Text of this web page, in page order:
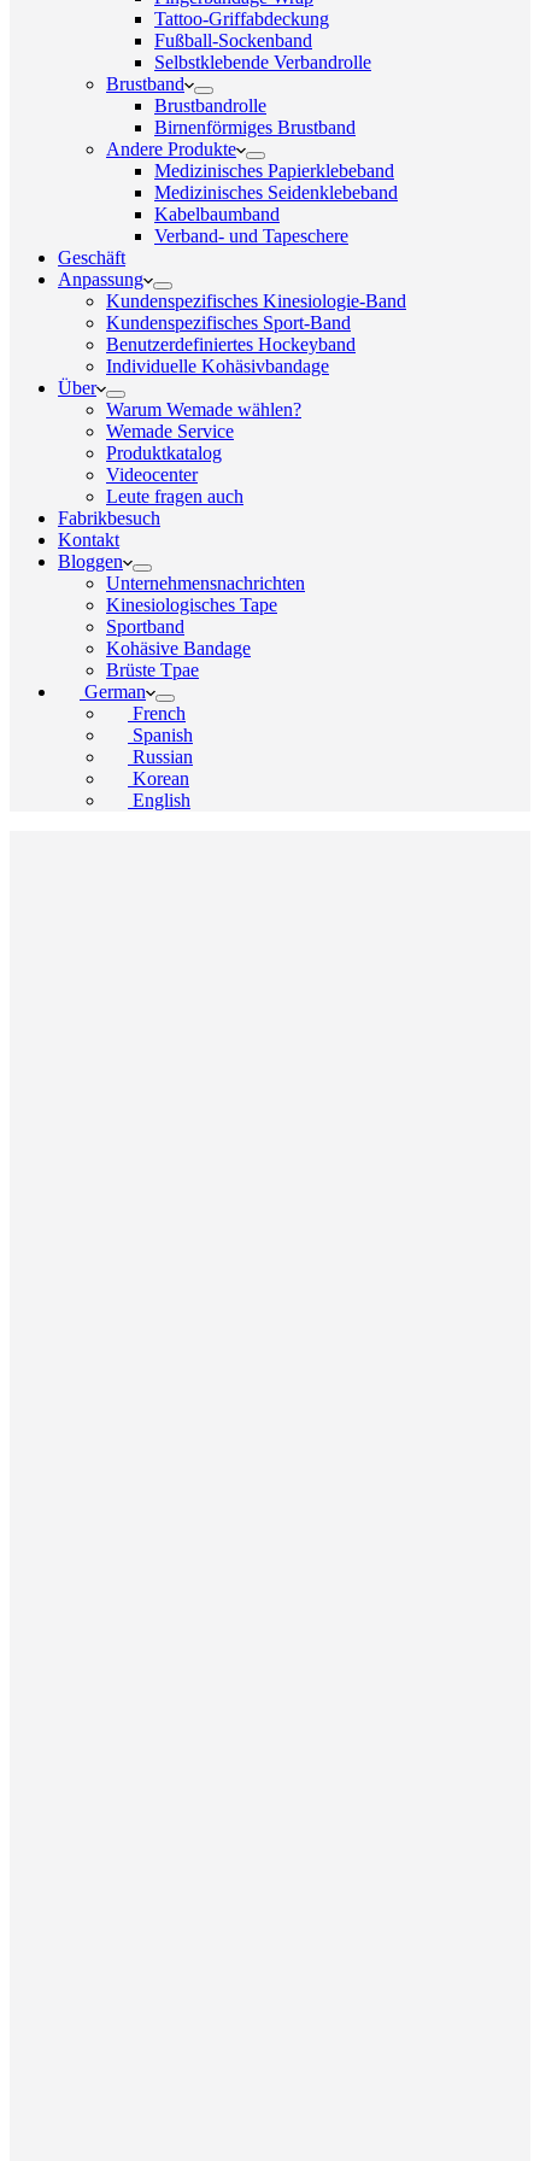
Tattoo-Griffabdeckung
Fußball-Sockenband
Selbstklebende Verbandrolle
Brustband
Brustbandrolle
Birnenförmiges Brustband
Andere Produkte
Medizinisches Papierklebeband
Medizinisches Seidenklebeband
Kabelbaumband
Verband- und Tapeschere
Geschäft
Anpassung
Kundenspezifisches Kinesiologie-Band
Kundenspezifisches Sport-Band
Benutzerdefiniertes Hockeyband
Individuelle Kohäsivbandage
Über
Warum Wemade wählen?
Wemade Service
Produktkatalog
Videocenter
Leute fragen auch
Fabrikbesuch
Kontakt
Bloggen
Unternehmensnachrichten
Kinesiologisches Tape
Sportband
Kohäsive Bandage
Brüste Tpae
German
French
Spanish
Russian
Korean
English